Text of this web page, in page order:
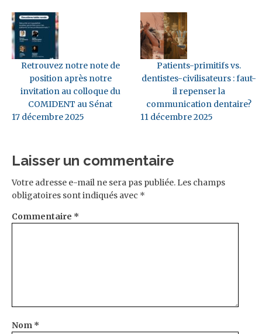
Retrouvez notre note de
position après notre
invitation au colloque du
COMIDENT au Sénat
17 décembre 2025
Patients-primitifs vs.
dentistes-civilisateurs : faut-
il repenser la
communication dentaire?
11 décembre 2025
Laisser un commentaire
Votre adresse e-mail ne sera pas publiée. Les champs
obligatoires sont indiqués avec *
Commentaire *
Nom *